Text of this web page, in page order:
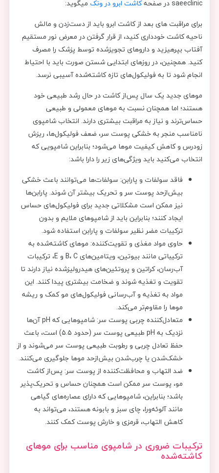
saeeclinic در صفحه کاشت ابرو در ونک میگوید:
برای مراقبت های بعد از کاشت ابرو باید از دست‌زدن و مالش
ناحیه کاشت خودداری کنید، از قرار گرفتن در معرض نور مستقیم
آفتاب بپرهیزید و داروهای تجویزشده توسط پزشک را مصرف
کنید. همچنین، در روزهای ابتدایی شستن صورت باید با احتیاط
انجام شود تا به فولیکول‌های تازه کاشته‌شده آسیبی نرسد.
موهای جدید یک سال پس‌از کاشت در حال رشد طبیعی خود
هستند؛ اما همچنان نسبت به موهای معمولی و طبیعی
حساس‌ترند و نیاز به مراقبت بیشتری دارند. انتخاب شامپوی
نامناسب منجر به خشکی پوست سر، ضعف فولیکول‌ها، ریزش
زودرس و کاهش کیفیت موها می‌شود؛ بنابراین شامپویی که
انتخاب می‌کنید باید ویژگی‌های زیر را دارا باشد:
فاقد سولفات و پارابن: سولفات‌ها می‌توانند باعث خشکی
بیش‌ازحد پوست سر و تحریک بیشتر آن شوند. پارابن‌ها
نیز ممکن است مشکلاتی جدید برای فولیکول‌های حساس
ایجاد کنند؛ بنابراین باید از شامپوهای ملایم و بدون
ترکیبات مضر نظیر سولفات و پارابن استفاده شود.
حاوی مواد مغذی و تقویت‌کننده: موهای کاشته‌شده به
ترکیباتی مانند بیوتین، ویتامین‌های B، C و E، ترکیبات
آب‌رسان، کراتین و پروتئین‌های هیدرولیزشده نیاز دارند تا
تقویت و تغذیه شوند و ضخامت بیشتری پیدا کنند. این
مواد به تغذیه و آب‌رسانی فولیکول‌های مو کمک و ریشه
موها را مقاوم‌تر می‌کند.
متعادل‌کننده چربی پوست سر: شامپوهایی که pH آن‌ها
نزدیک به pH طبیعی پوست سر (حدود ۵.۵) است، باعث
حفظ تعادل چربی و رطوبت طبیعی پوست سر می‌شوند و از
خشک‌شدن یا چرب‌شدن بیش‌ازحد موها جلوگیری می‌کنند.
ضد التهاب و محافظت‌کننده از پوست سر: پس‌از کاشت
مو، پوست سر ممکن است همچنان حساس و تحریک‌پذیر
باشد؛ بنابراین، شامپوهایی که دارای عصاره‌های گیاهی
مانند آلوئه‌ورا، چای سبز و بابونه هستند، می‌تواند به
کاهش التهاب، قرمزی و خارش پوست کمک کنند.
ترکیبات ضروری در شامپوی مناسب برای موهای
کاشته‌شده